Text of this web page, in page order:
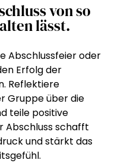
von so
lässt.
Abschlussfeier oder
Erfolg der
Reflektiere
Gruppe über die
teile positive
Abschluss schafft
und stärkt das